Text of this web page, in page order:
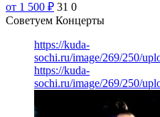
от 1 500 ₽ 31 0
Советуем Концерты
https://kuda-
sochi.ru/image/269/250/
https://kuda-
sochi.ru/image/269/250/